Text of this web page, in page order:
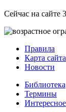
Сейчас на сайте
Правила
Карта сайта
Новости
Библиотека
Термины
Интересное